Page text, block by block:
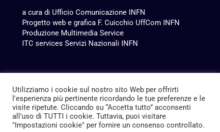
a cura di Ufficio Comunicazione INFN
Progetto web e grafica F. Cuicchio UffCom INFN
Produzione Multimedia Service
ITC services Servizi Nazionali INFN
Utilizziamo i cookie sul nostro sito Web per offrirti
l'esperienza più pertinente ricordando le tue preferenze e le
visite ripetute. Cliccando su “Accetta tutto” acconsenti
all'uso di TUTTI i cookie. Tuttavia, puoi visitare
"Impostazioni cookie" per fornire un consenso controllato.